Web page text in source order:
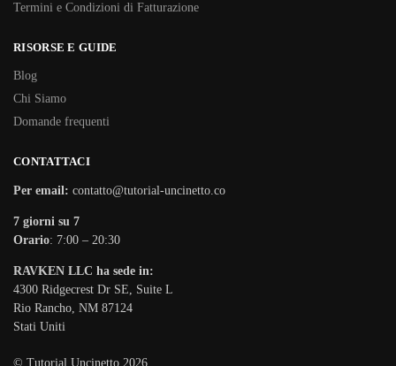
Termini e Condizioni di Fatturazione
RISORSE E GUIDE
Blog
Chi Siamo
Domande frequenti
CONTATTACI
Per email: contatto@tutorial-uncinetto.co
7 giorni su 7
Orario: 7:00 – 20:30
RAVKEN LLC ha sede in:
4300 Ridgecrest Dr SE, Suite L
Rio Rancho, NM 87124
Stati Uniti
© Tutorial Uncinetto 2026